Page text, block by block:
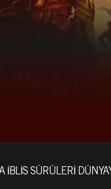
IBLIS SÜRÜLERI